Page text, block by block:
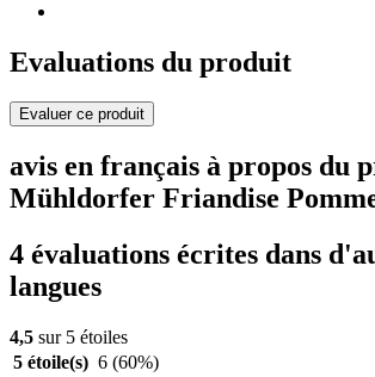
Evaluations du produit
Evaluer ce produit
avis en français à propos du
Mühldorfer Friandise
4 évaluations écrites dans
langues
4,5 sur 5 étoiles
5 étoile(s) 6 (60%)